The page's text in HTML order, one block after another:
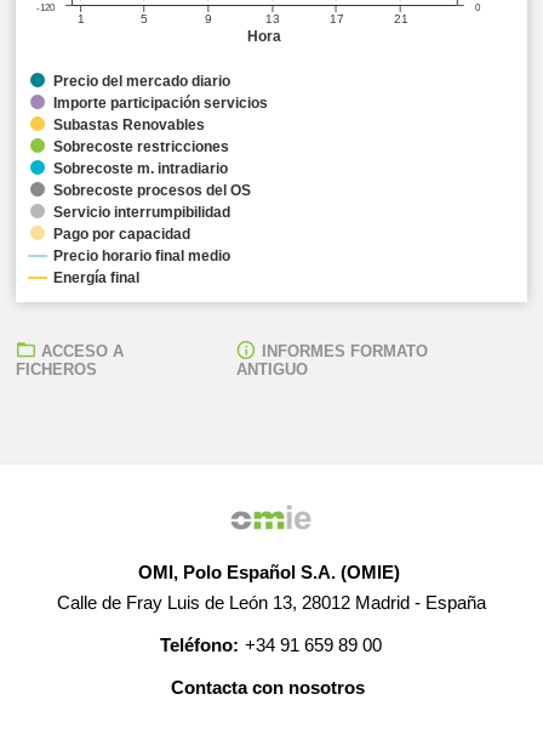
Hora
1 5 9 13 17 21
0
-120
Precio del mercado diario
Importe participación servicios
Subastas Renovables
Sobrecoste restricciones
Sobrecoste m. intradiario
Sobrecoste procesos del OS
Servicio interrumpibilidad
Pago por capacidad
Precio horario final medio
Energía final
ACCESO A
FICHEROS
INFORMES FORMATO
ANTIGUO
OMI, Polo Español S.A. (OMIE)
Calle de Fray Luis de León 13, 28012 Madrid - España
Teléfono: +34 91 659 89 00
Contacta con nosotros